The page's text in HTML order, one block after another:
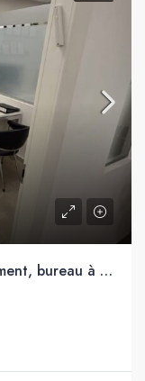
Idéal investissement, bon emplacement, bureau à vendre au cœur d’Ashdod